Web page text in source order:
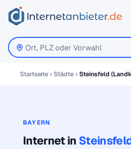
Startseite Städte Steinsfeld
BAYERN
Internet in